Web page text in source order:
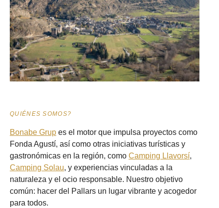
QUIÉNES SOMOS?
Bonabe Grup es el motor que impulsa proyectos como
Fonda Agustí, así como otras iniciativas turísticas y
gastronómicas en la región, como Camping Llavorsí,
Camping Solau, y experiencias vinculadas a la
naturaleza y el ocio responsable. Nuestro objetivo
común: hacer del Pallars un lugar vibrante y acogedor
para todos.